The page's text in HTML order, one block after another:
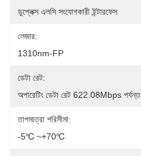
ডুপ্লেক্স এলসি সংযোগকারী ইন্টারফেস
লেজার:
1310nm-FP
ডেটা রেট:
অপারেটিং ডেটা রেট 622.08Mbps পর্যন্ত
তাপমাত্রা পরিসীমা:
-5℃ ~+70℃